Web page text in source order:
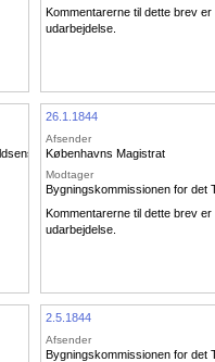
Kommentarerne til dette brev er
udarbejdelse.
Museum
26.1.1844
Afsender
Københavns Magistrat
Modtager
Bygningskommissionen for det
Kommentarerne til dette brev er
udarbejdelse.
2.5.1844
Afsender
Bygningskommissionen for det